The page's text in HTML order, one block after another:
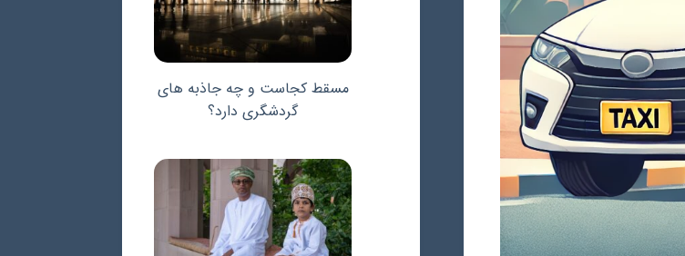
مسقط کجاست و چه جاذبه های
گردشگری دارد؟